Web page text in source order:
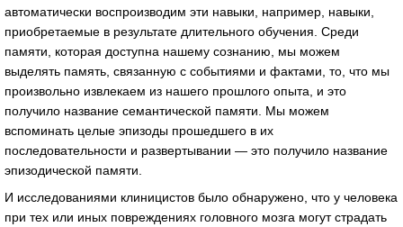
автоматически воспроизводим эти навыки, например, навыки,
приобретаемые в результате длительного обучения. Среди
памяти, которая доступна нашему сознанию, мы можем
выделять память, связанную с событиями и фактами, то, что мы
произвольно извлекаем из нашего прошлого опыта, и это
получило название семантической памяти. Мы можем
вспоминать целые эпизоды прошедшего в их
последовательности и развертывании — это получило название
эпизодической памяти.
И исследованиями клиницистов было обнаружено, что у человека
при тех или иных повреждениях головного мозга могут страдать